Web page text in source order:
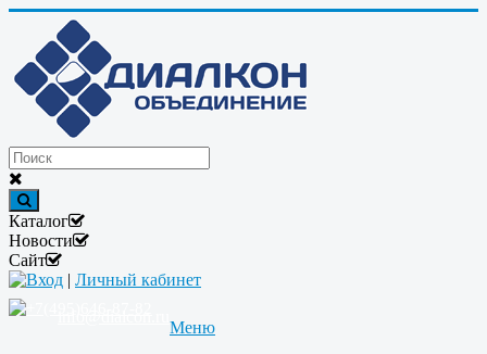
Каталог
Новости
Сайт
Вход | Личный кабинет
Меню